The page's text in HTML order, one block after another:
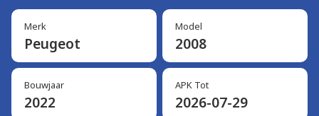
Merk
Peugeot
Model
2008
Bouwjaar
2022
APK Tot
2026-07-29